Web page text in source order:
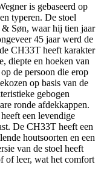
is gebaseerd op
typeren. De stoel
Søn, waar hij tien jaar
45 jaar werd de
CH33T heeft karakter
diepte en hoeken van
de persoon die erop
op basis van de
gebogen
ronde afdekkappen.
een levendige
De CH33T heeft een
houtsoorten en een
van de stoel heeft
of leer, wat het comfort